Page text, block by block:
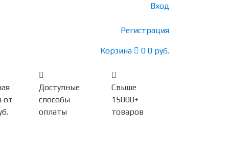
Вход
Регистрация
Корзина 0 0 руб.
от
Доступные
способы
оплаты
Свыше
15000+
товаров